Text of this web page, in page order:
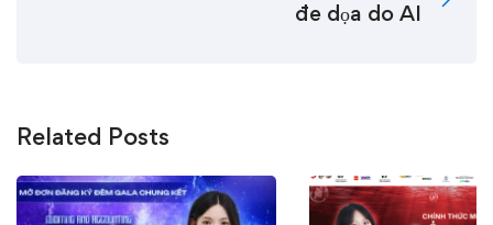
đe dọa do AI
Related Posts